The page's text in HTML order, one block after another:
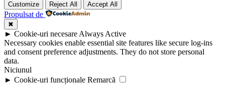
Customize Reject All Accept All
Propulsat de
✖
► Cookie-uri necesare Always Active
Necessary cookies enable essential site features like secure log-ins
and consent preference adjustments. They do not store personal
data.
Niciunul
► Cookie-uri funcționale Remarcă